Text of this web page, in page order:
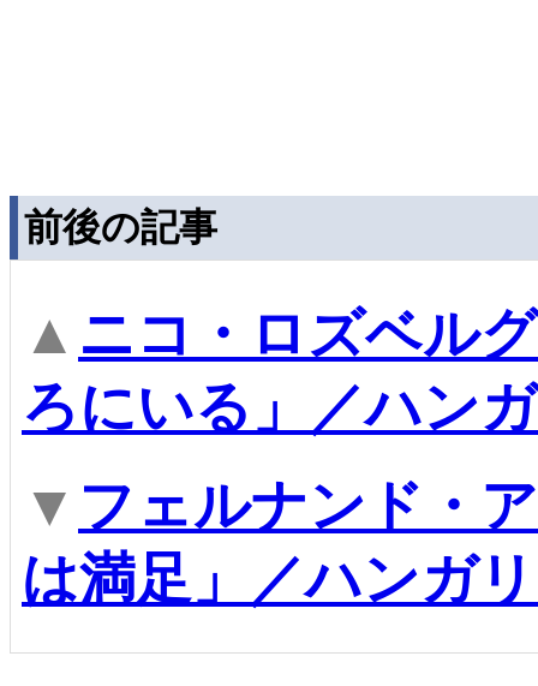
前後の記事
▲ ニコ・ロズベル
ろにいる」／ハン
▼ フェルナンド・
は満足」／ハンガ